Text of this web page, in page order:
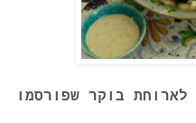
בוקר שפורסמו